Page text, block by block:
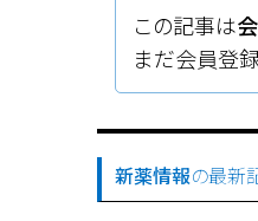
この記事は
まだ会員登
新薬情報の最新